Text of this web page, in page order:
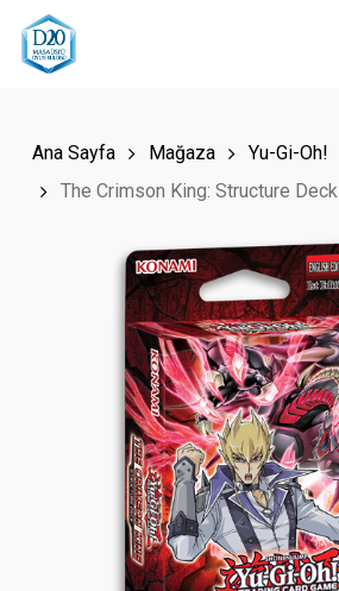
Skip
Ana Sayfa Mağaza Yu-Gi-Oh!
The Crimson King: Structure Deck